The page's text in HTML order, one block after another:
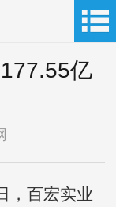
亿
百宏实业